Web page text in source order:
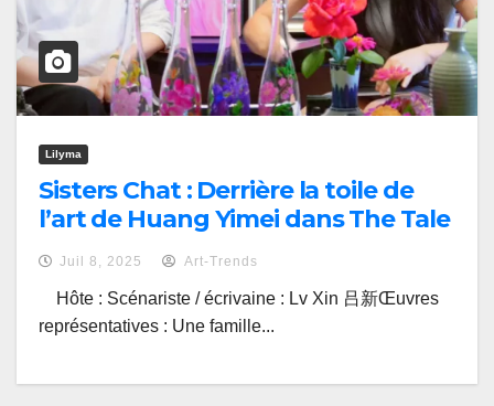
Lilyma
Sisters Chat : Derrière la toile de
l’art de Huang Yimei dans The Tale
of Rose, un an après sa première
Juil 8, 2025 Art-Trends
Hôte : Scénariste / écrivaine : Lv Xin 吕新Œuvres
représentatives : Une famille...